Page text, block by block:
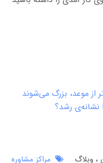
از موعد، بزرگ می‌شوند
نشانه‌ی رشد؟
وبلاگ
مراکز مشاوره